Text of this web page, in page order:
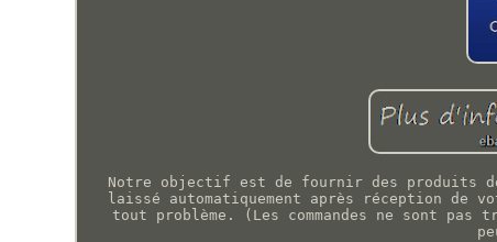
Notre objectif est de fournir des produits
laissé automatiquement après réception de
tout problème. (Les commandes ne sont